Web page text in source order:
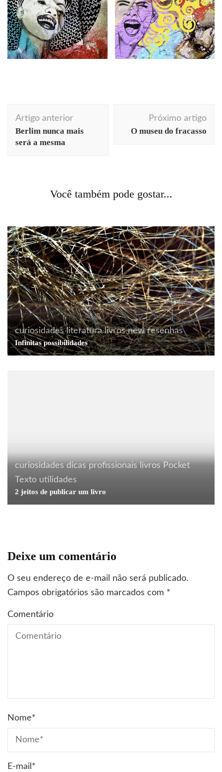
Navegação
de
post
Artigo anterior
Berlim nunca mais
será a mesma
Próximo artigo
O museu do fracasso
Você também pode gostar...
Monstrinho querido
curiosidades literatura livros new resenhas
Infinitas possibilidades
curiosidades dicas profissionais livros Pocket
Texto utilidades
2 jeitos de publicar um livro
Deixe um comentário
O seu endereço de e-mail não será publicado.
Campos obrigatórios são marcados com *
Comentário
Nome*
E-mail *